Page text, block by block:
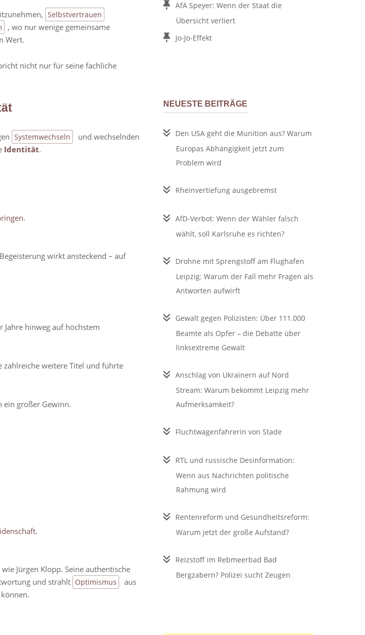
Selbstvertrauen
, wo nur wenige gemeinsame
Wert.
nicht nur für seine fachliche
Systemwechseln und wechselnden
Identität.
wirkt ansteckend – auf
hinweg auf höchstem
zahlreiche weitere Titel und führte
ein großer Gewinn.
Jürgen Klopp. Seine authentische
und strahlt Optimismus
aus
AfA Speyer: Wenn der Staat die
Übersicht verliert
Jo-Jo-Effekt
NEUESTE BEITRÄGE
Den USA geht die Munition aus? Warum
Europas Abhängigkeit jetzt zum
Problem wird
Rheinvertiefung ausgebremst
AfD-Verbot: Wenn der Wähler falsch
wählt, soll Karlsruhe es richten?
Drohne mit Sprengstoff am Flughafen
Leipzig: Warum der Fall mehr Fragen als
Antworten aufwirft
Gewalt gegen Polizisten: Über 111.000
Beamte als Opfer – die Debatte über
linksextreme Gewalt
Anschlag von Ukrainern auf Nord
Stream: Warum bekommt Leipzig mehr
Aufmerksamkeit?
Fluchtwagenfahrerin von Stade
RTL und russische Desinformation:
Wenn aus Nachrichten politische
Rahmung wird
Rentenreform und Gesundheitsreform:
Warum jetzt der große Aufstand?
Reizstoff im Rebmeerbad Bad
Bergzabern? Polizei sucht Zeugen